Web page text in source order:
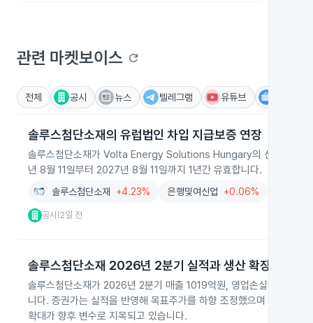
관련 마켓보이스 refresh
전체 공시 뉴스 텔레그램 유튜브
솔루스첨단소재의 유럽법인 차입 지급보증 연장
솔루스첨단소재가 Volta Energy Solutions Hungary의 신한은행
년 8월 11일부터 2027년 8월 11일까지 1년간 유효합니다.
솔루스첨단소재 +4.23% 은행및여신업 +0.06%
공시 2일 전
솔루스첨단소재 2026년 2분기 실적과 생산 확장
솔루스첨단소재가 2026년 2분기 매출 1019억원, 영업손실 213억원
니다. 증권가는 실적을 반영해 목표주가를 하향 조정했으며 헝가리
확대가 향후 변수로 지목되고 있습니다.